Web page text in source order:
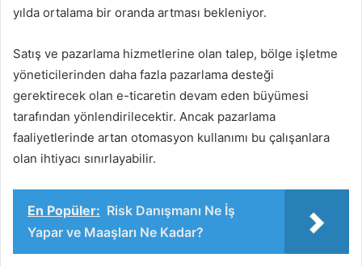
yılda ortalama bir oranda artması bekleniyor.
Satış ve pazarlama hizmetlerine olan talep, bölge işletme
yöneticilerinden daha fazla pazarlama desteği
gerektirecek olan e-ticaretin devam eden büyümesi
tarafından yönlendirilecektir. Ancak pazarlama
faaliyetlerinde artan otomasyon kullanımı bu çalışanlara
olan ihtiyacı sınırlayabilir.
En Popüler: Risk Danışmanı Ne İş
Yapar ve Maaşları Ne Kadar?